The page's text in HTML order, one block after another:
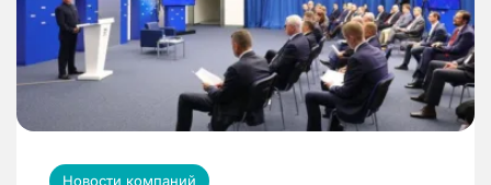
Новости компаний